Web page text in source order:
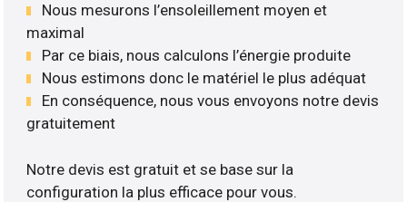
Nous mesurons l’ensoleillement moyen et
maximal
Par ce biais, nous calculons l’énergie produite
Nous estimons donc le matériel le plus adéquat
En conséquence, nous vous envoyons notre devis
gratuitement
Notre devis est gratuit et se base sur la
configuration la plus efficace pour vous.